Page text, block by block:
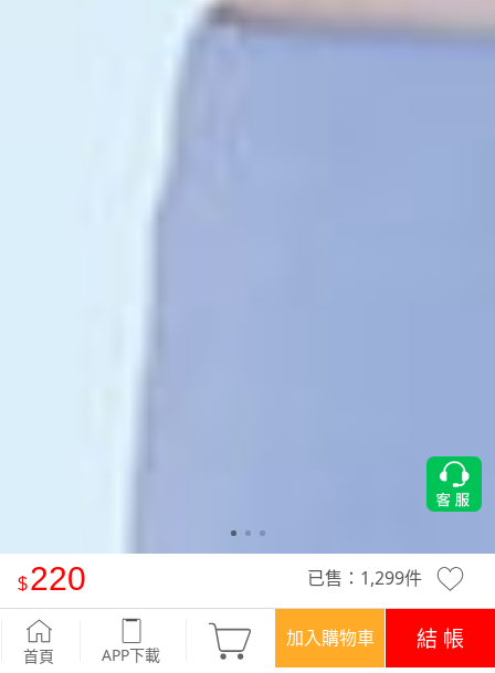
首頁 APP下載
加入購物車 結 帳
220 已售： 1,299件
-°C 冰感UPF50+防曬-彈性涼感止滑觸控手套/袖套